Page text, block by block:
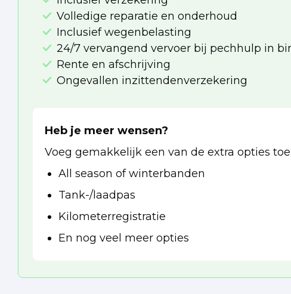
Volledige reparatie en onderhoud
Inclusief wegenbelasting
24/7 vervangend vervoer bij pechhulp in
Rente en afschrijving
Ongevallen inzittendenverzekering
Heb je meer wensen?
Voeg gemakkelijk een van de extra opties
All season of winterbanden
Tank-/laadpas
Kilometerregistratie
En nog veel meer opties